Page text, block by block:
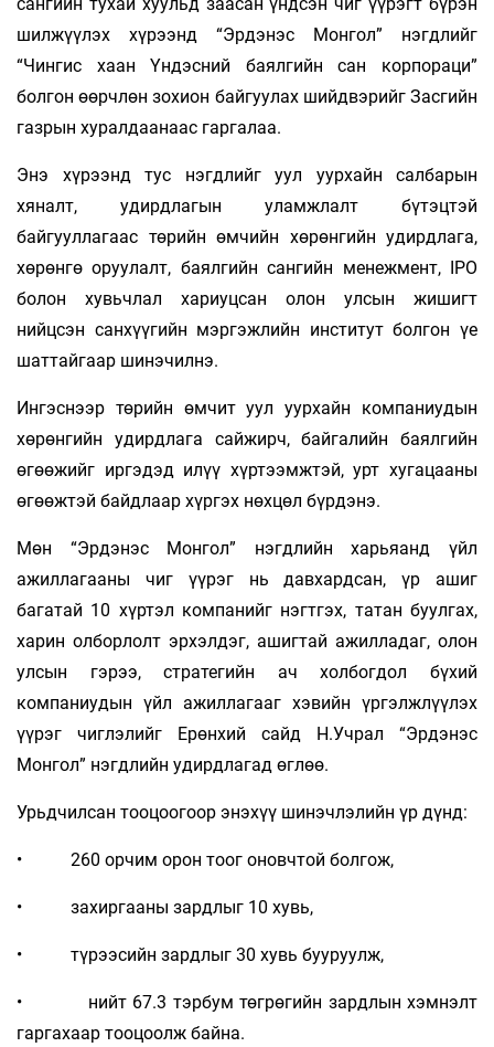
шилжүүлэх хүрээнд “Эрдэнэс Монгол” нэгдлийг
“Чингис хаан Үндэсний баялгийн сан корпораци”
болгон өөрчлөн зохион байгуулах шийдвэрийг Засгийн
газрын хуралдаанаас гаргалаа.
Энэ хүрээнд тус нэгдлийг уул уурхайн салбарын
хяналт, удирдлагын уламжлалт бүтэцтэй
байгууллагаас төрийн өмчийн хөрөнгийн удирдлага,
хөрөнгө оруулалт, баялгийн сангийн менежмент, IPO
болон хувьчлал хариуцсан олон улсын жишигт
нийцсэн санхүүгийн мэргэжлийн институт болгон үе
шаттайгаар шинэчилнэ.
Ингэснээр төрийн өмчит уул уурхайн компаниудын
хөрөнгийн удирдлага сайжирч, байгалийн баялгийн
өгөөжийг иргэдэд илүү хүртээмжтэй, урт хугацааны
өгөөжтэй байдлаар хүргэх нөхцөл бүрдэнэ.
Мөн “Эрдэнэс Монгол” нэгдлийн харьяанд үйл
ажиллагааны чиг үүрэг нь давхардсан, үр ашиг
багатай 10 хүртэл компанийг нэгтгэх, татан буулгах,
харин олборлолт эрхэлдэг, ашигтай ажилладаг, олон
улсын гэрээ, стратегийн ач холбогдол бүхий
компаниудын үйл ажиллагааг хэвийн үргэлжлүүлэх
үүрэг чиглэлийг Ерөнхий сайд Н.Учрал “Эрдэнэс
Монгол” нэгдлийн удирдлагад өглөө.
Урьдчилсан тооцоогоор энэхүү шинэчлэлийн үр дүнд:
• 260 орчим орон тоог оновчтой болгож,
• захиргааны зардлыг 10 хувь,
• түрээсийн зардлыг 30 хувь бууруулж,
• нийт 67.3 тэрбум төгрөгийн зардлын хэмнэлт
гаргахаар тооцоолж байна.